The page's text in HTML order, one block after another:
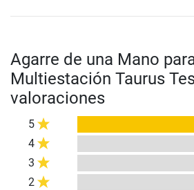
Agarre de una Mano
Multiestación Taurus
valoraciones
5
4
3
2